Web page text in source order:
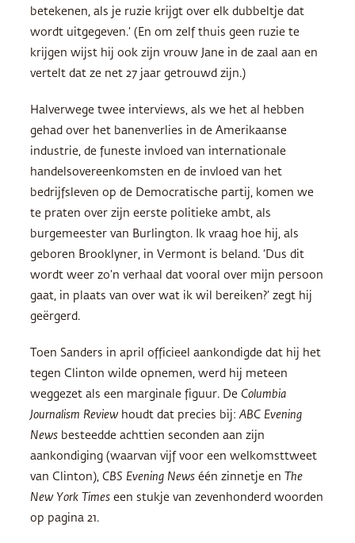
betekenen, als je ruzie krijgt over elk dubbeltje dat
wordt uitgegeven.’ (En om zelf thuis geen ruzie te
krijgen wijst hij ook zijn vrouw Jane in de zaal aan en
vertelt dat ze net 27 jaar getrouwd zijn.)
Halverwege twee interviews, als we het al hebben
gehad over het banenverlies in de Amerikaanse
industrie, de funeste invloed van internationale
handelsovereenkomsten en de invloed van het
bedrijfsleven op de Democratische partij, komen we
te praten over zijn eerste politieke ambt, als
burgemeester van Burlington. Ik vraag hoe hij, als
geboren Brooklyner, in Vermont is beland. ‘Dus dit
wordt weer zo’n verhaal dat vooral over mijn persoon
gaat, in plaats van over wat ik wil bereiken?’ zegt hij
geërgerd.
Toen Sanders in april officieel aankondigde dat hij het
tegen Clinton wilde opnemen, werd hij meteen
weggezet als een marginale figuur. De Columbia
Journalism Reviewhoudt dat precies bij:ABC Evening
News besteedde achttien seconden aan zijn
aankondiging (waarvan vijf voor een welkomsttweet
van Clinton), CBS Evening News één zinnetje en The
New York Times een stukje van zevenhonderd woorden
op pagina 21.